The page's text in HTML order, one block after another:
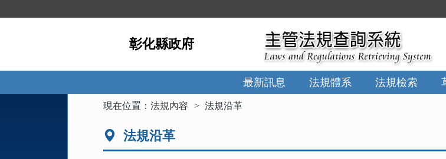
到
彰化縣政府
最新訊息 法規體系 法規檢索
現在位置：法規內容 法規沿革
法規沿革